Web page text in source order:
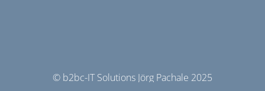
© b2bc-IT Solutions Jörg Pachale 2025